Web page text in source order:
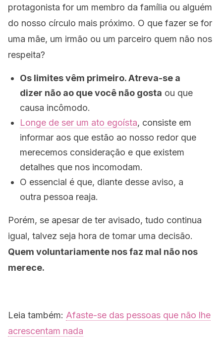
protagonista for um membro da família ou alguém
do nosso círculo mais próximo. O que fazer se for
uma mãe, um irmão ou um parceiro quem não nos
respeita?
Os limites vêm primeiro. Atreva-se a
dizer não ao que você não gosta ou que
causa incômodo.
Longe de ser um ato egoísta, consiste em
informar aos que estão ao nosso redor que
merecemos consideração e que existem
detalhes que nos incomodam.
O essencial é que, diante desse aviso, a
outra pessoa reaja.
Porém, se apesar de ter avisado, tudo continua
igual, talvez seja hora de tomar uma decisão.
Quem voluntariamente nos faz mal não nos
merece.
Leia também: Afaste-se das pessoas que não lhe
acrescentam nada